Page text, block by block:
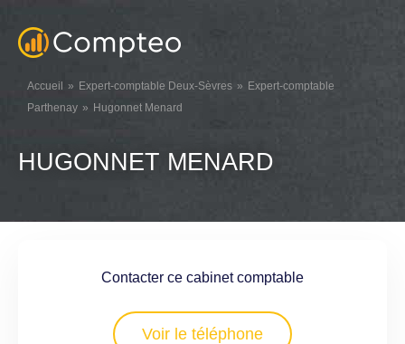
Accueil Expert-comptable Deux-Sèvres
Expert-comptable
Parthenay
Hugonnet Menard
HUGONNET MENARD
Contacter ce cabinet comptable
Voir le téléphone